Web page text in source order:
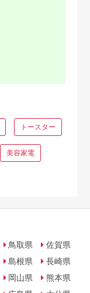
トースター
美容家電
鳥取県
島根県
岡山県
佐賀県
長崎県
熊本県